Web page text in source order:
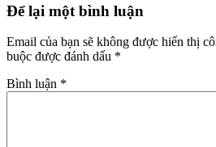
Để lại một bình luận
Email của bạn sẽ không được hiển thị
buộc được đánh dấu *
Bình luận *